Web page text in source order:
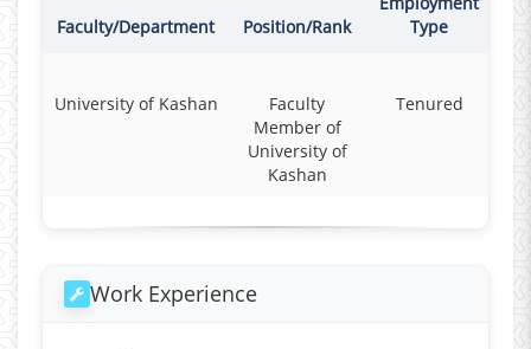
Faculty/Department Position/Rank
Type
University of Kashan
Faculty
Member of
University of
Kashan
Tenured
Work Experience